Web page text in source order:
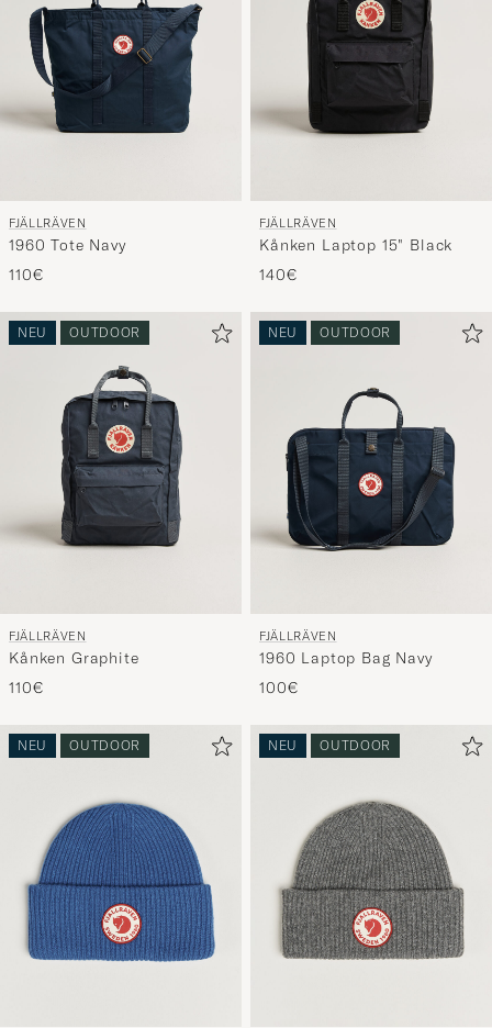
FJÄLLRÄVEN
1960 Tote Navy
110€
FJÄLLRÄVEN
Kånken Laptop 15" Black
140€
NEU OUTDOOR
FJÄLLRÄVEN
Kånken Graphite
110€
NEU OUTDOOR
FJÄLLRÄVEN
1960 Laptop Bag Navy
100€
NEU OUTDOOR NEU OUTDOOR